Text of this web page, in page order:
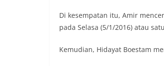
Di kesempatan itu, Amir
pada Selasa (5/1/2016) atau
Kemudian, Hidayat Boestam